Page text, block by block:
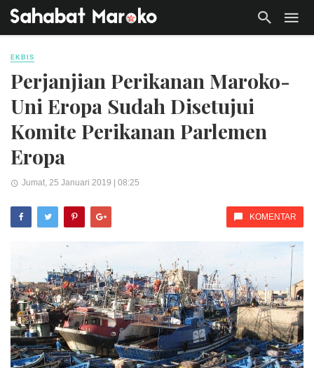
EKBIS
Perjanjian Perikanan Maroko-
Uni Eropa Sudah Disetujui
Komite Perikanan Parlemen
Eropa
Jumat, 25 Januari 2019 | 08:25
KOMENTAR